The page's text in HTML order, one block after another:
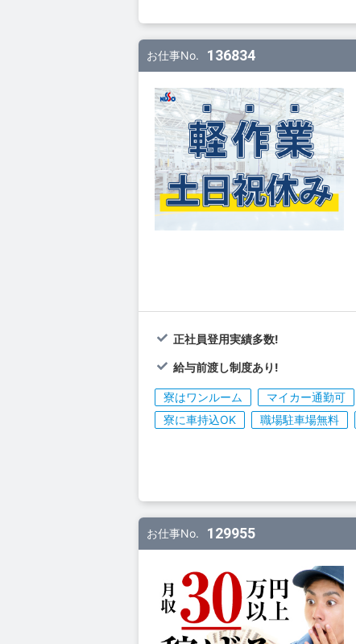
お仕事No. 136834
正社員登用実績多数!
給与前渡し制度あり!
寮はワンルーム マイカー通勤可
寮に車持込OK
職場駐車場無料
お仕事No. 129955